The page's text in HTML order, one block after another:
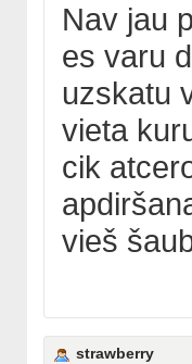
Nav jau
es varu
uzskatu
vieta
cik
vieš
strawberry